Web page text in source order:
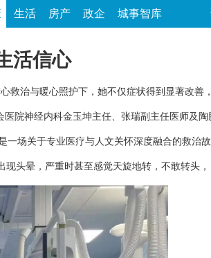
生活 房产 政企 城事智库
活信心
救治与暖心照护下，她不仅症状得到显著改善
神经内科金玉坤主任、张瑞副主任医师及陶
场关于专业医疗与人文关怀深度融合的救治故
晕，严重时甚至感觉天旋地转，不敢转头，